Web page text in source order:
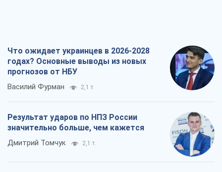
Что ожидает украинцев в 2026-2028
годах? Основные выводы из новых
прогнозов от НБУ
Василий Фурман 2,1 т.
Результат ударов по НПЗ России
значительно больше, чем кажется
Дмитрий Томчук 2,1 т.